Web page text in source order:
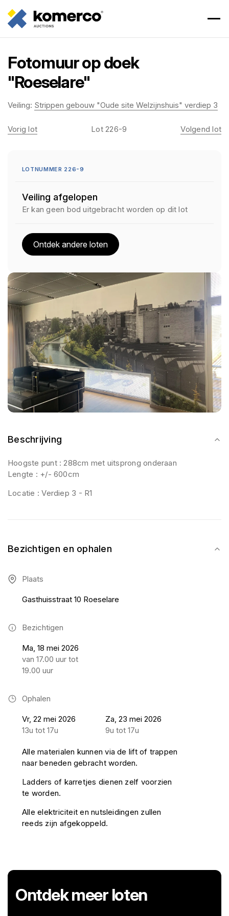
Fotomuur op doek
"Roeselare"
Veiling: Strippen gebouw "Oude site Welzijnshuis" verdiep 3
Beschrijving
Hoogste punt : 288cm met uitsprong onderaan
Lengte : +/- 600cm
Locatie : Verdiep 3 - R1
Bezichtigen en ophalen
Plaats
Gasthuisstraat 10 Roeselare
Bezichtigen
Ma, 18 mei 2026
van 17.00 uur tot
19.00 uur
Ophalen
Vr, 22 mei 2026
13u tot 17u
Za, 23 mei 2026
9u tot 17u
Alle materialen kunnen via de lift of trappen
naar beneden gebracht worden.
Ladders of karretjes dienen zelf voorzien
te worden.
Alle elektriciteit en nutsleidingen zullen
reeds zijn afgekoppeld.
Vorig lot Lot 226-9 Volgend lot
LOTNUMMER 226-9
Veiling afgelopen
Er kan geen bod uitgebracht worden op dit lot
Ontdek andere loten
Ontdek meer loten